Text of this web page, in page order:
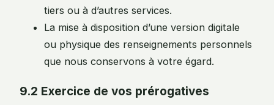
tiers ou à d’autres services.
La mise à disposition d’une version digitale
ou physique des renseignements personnels
que nous conservons à votre égard.
9.2 Exercice de vos prérogatives